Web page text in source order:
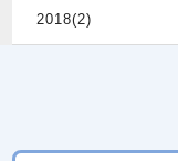
2018(2)